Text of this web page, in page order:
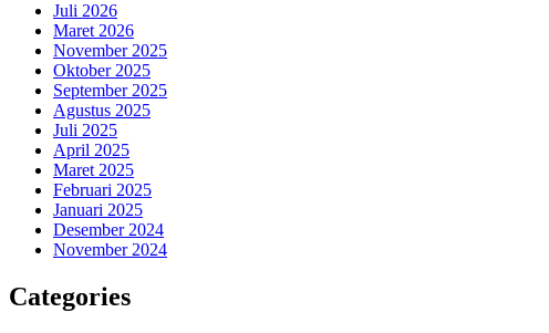
Juli 2026
Maret 2026
November 2025
Oktober 2025
September 2025
Agustus 2025
Juli 2025
April 2025
Maret 2025
Februari 2025
Januari 2025
Desember 2024
November 2024
Categories